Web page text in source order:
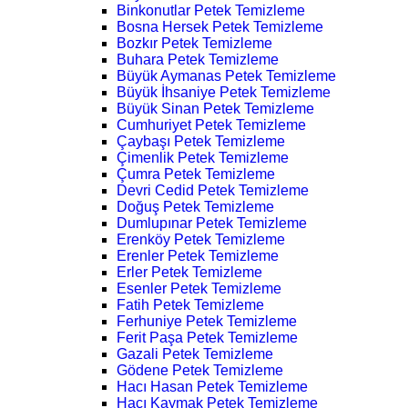
Binkonutlar Petek Temizleme
Bosna Hersek Petek Temizleme
Bozkır Petek Temizleme
Buhara Petek Temizleme
Büyük Aymanas Petek Temizleme
Büyük İhsaniye Petek Temizleme
Büyük Sinan Petek Temizleme
Cumhuriyet Petek Temizleme
Çaybaşı Petek Temizleme
Çimenlik Petek Temizleme
Çumra Petek Temizleme
Devri Cedid Petek Temizleme
Doğuş Petek Temizleme
Dumlupınar Petek Temizleme
Erenköy Petek Temizleme
Erenler Petek Temizleme
Erler Petek Temizleme
Esenler Petek Temizleme
Fatih Petek Temizleme
Ferhuniye Petek Temizleme
Ferit Paşa Petek Temizleme
Gazali Petek Temizleme
Gödene Petek Temizleme
Hacı Hasan Petek Temizleme
Hacı Kaymak Petek Temizleme